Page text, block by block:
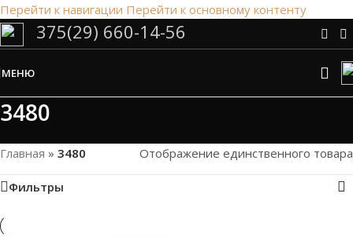
Перейти к навигации Перейти к основному контенту
Сэкономим Ваше время на подбор
Рассчитаем мощность | Предложим от 3х вариантов | В
наличии и под заказ
375(29) 660-14-56
МЕНЮ
3480
Главная » 3480 Отображение единственного товара
Фильтры